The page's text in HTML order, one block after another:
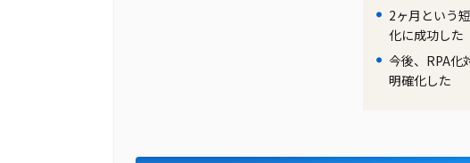
2ヶ月という
化に成功した
今後、RPA化
明確化した